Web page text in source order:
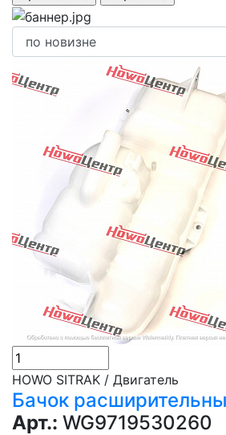
HOWO SITRAK / Двигатель
Бачок
Арт.: WG9719530260